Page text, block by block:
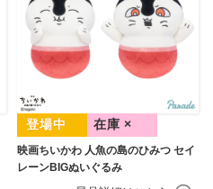
映画ちいかわ 人魚の島のひみつ セイ
レーンBIGぬいぐるみ
在庫 ×